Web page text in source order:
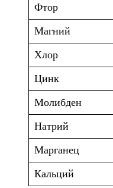
Фтор
Магний
Хлор
Цинк
Молибден
Натрий
Марганец
Кальций